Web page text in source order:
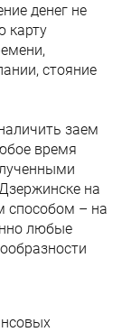
денег не
карту
стояние
заем
время
на
способом – на
любые